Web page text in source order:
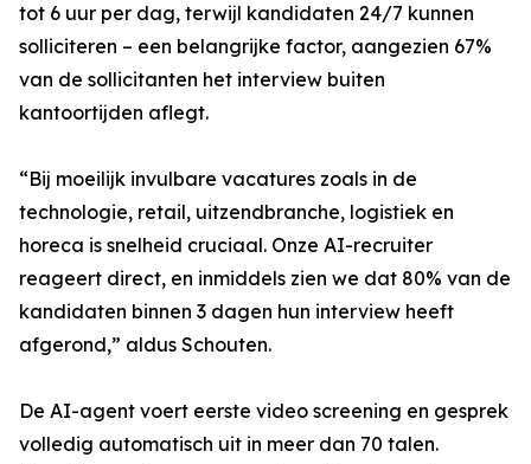
tot 6 uur per dag, terwijl kandidaten 24/7 kunnen
solliciteren – een belangrijke factor, aangezien 67%
van de sollicitanten het interview buiten
kantoortijden aflegt.
“Bij moeilijk invulbare vacatures zoals in de
technologie, retail, uitzendbranche, logistiek en
horeca is snelheid cruciaal. Onze AI-recruiter
reageert direct, en inmiddels zien we dat 80% van de
kandidaten binnen 3 dagen hun interview heeft
afgerond,” aldus Schouten.
De AI-agent voert eerste video screening en gesprek
volledig automatisch uit in meer dan 70 talen.